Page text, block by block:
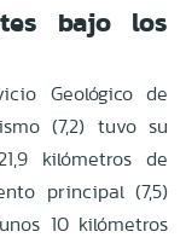
bajo los
Geológico de
(7,2) tuvo su
kilómetros de
principal (7,5)
10 kilómetros